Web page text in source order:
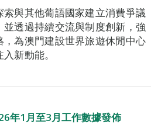
與其他葡語國家建立消費爭議
透過持續交流與制度創新，強
為澳門建設世界旅遊休閒中心
新動能。
年1月至3月工作數據發佈